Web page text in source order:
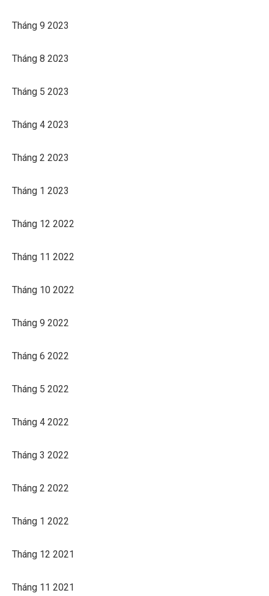
Tháng 9 2023
Tháng 8 2023
Tháng 5 2023
Tháng 4 2023
Tháng 2 2023
Tháng 1 2023
Tháng 12 2022
Tháng 11 2022
Tháng 10 2022
Tháng 9 2022
Tháng 6 2022
Tháng 5 2022
Tháng 4 2022
Tháng 3 2022
Tháng 2 2022
Tháng 1 2022
Tháng 12 2021
Tháng 11 2021